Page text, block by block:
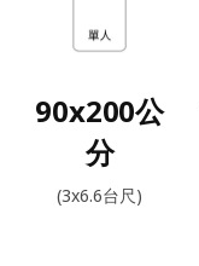
90x200公
分
(3x6.6台尺)